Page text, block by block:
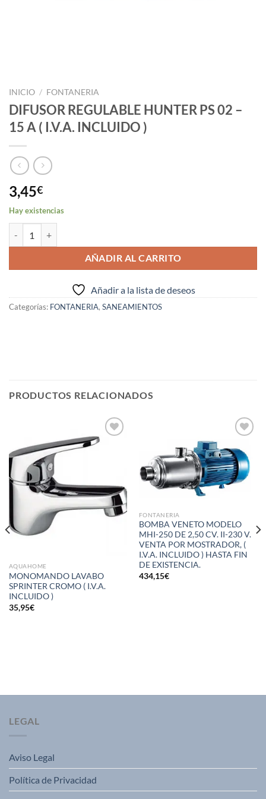
INICIO / FONTANERIA
DIFUSOR REGULABLE HUNTER PS 02 –
15 A ( I.V.A. INCLUIDO )
3,45€
Hay existencias
AÑADIR AL CARRITO
Añadir a la lista de deseos
Categorías: FONTANERIA, SANEAMIENTOS
PRODUCTOS RELACIONADOS
AQUAHOME
MONOMANDO LAVABO
SPRINTER CROMO ( I.V.A.
INCLUIDO )
35,95€
a la
lista de
deseos
FONTANERIA
BOMBA VENETO MODELO
MHI-250 DE 2,50 CV. II-230 V.
VENTA POR MOSTRADOR, (
I.V.A. INCLUIDO ) HASTA FIN
DE EXISTENCIA.
434,15€
LEGAL
Aviso Legal
Política de Privacidad